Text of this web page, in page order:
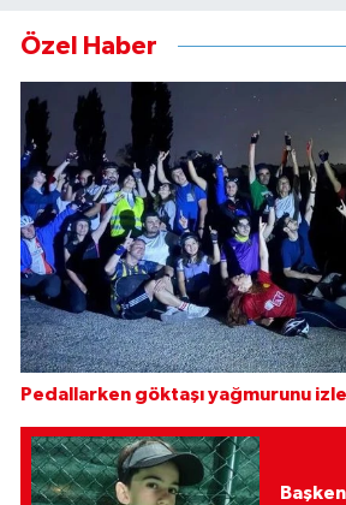
Özel Haber
Pedallarken göktaşı yağmurunu